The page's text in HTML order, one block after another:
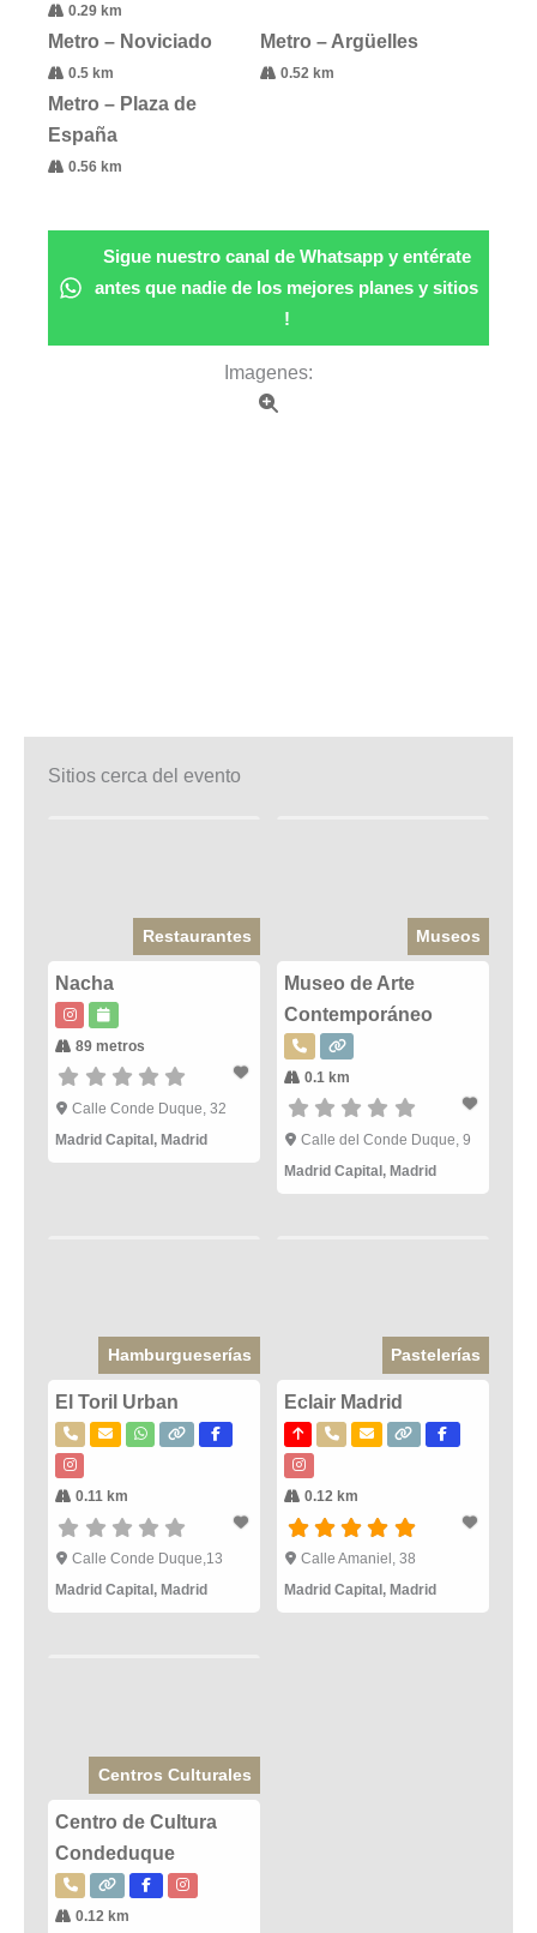
0.29 km
Metro – Noviciado
0.5 km
Metro – Argüelles
0.52 km
Metro – Plaza de
España
0.56 km
Sigue nuestro canal de Whatsapp y entérate
antes que nadie de los mejores planes y sitios
!
Imagenes:
Sitios cerca del evento
Restaurantes
Nacha
89 metros
Calle Conde Duque, 32
Madrid Capital, Madrid
Museos
Museo de Arte
Contemporáneo
0.1 km
Calle del Conde Duque, 9
Madrid Capital,Madrid
Hamburgueserías
El Toril Urban
0.11 km
Calle Conde Duque,13
Madrid Capital , Madrid
Pastelerías
Eclair Madrid
0.12 km
Calle Amaniel, 38
Madrid Capital , Madrid
Centros Culturales
Centro de Cultura
Condeduque
0.12 km